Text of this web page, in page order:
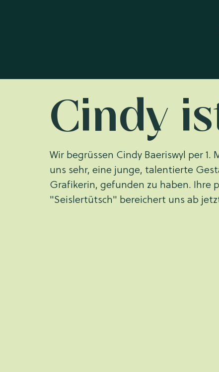
Cindy
Wir begrüssen Cindy Baeriswyl per
uns sehr, eine junge, talentierte
Grafikerin, gefunden zu haben. Ihre
"Seislertütsch" bereichert uns ab